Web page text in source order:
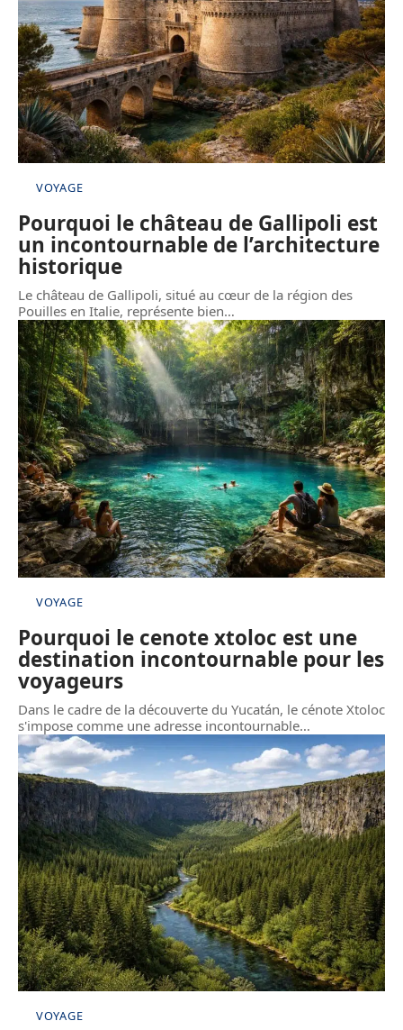
VOYAGE
Pourquoi le château de Gallipoli est
un incontournable de l’architecture
historique
Le château de Gallipoli, situé au cœur de la région des
Pouilles en Italie, représente bien…
VOYAGE
Pourquoi le cenote xtoloc est une
destination incontournable pour les
voyageurs
Dans le cadre de la découverte du Yucatán, le cénote Xtoloc
s'impose comme une adresse incontournable…
VOYAGE